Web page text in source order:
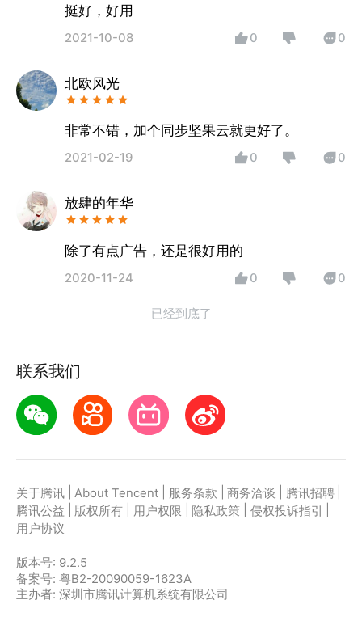
挺好，好用
2021-10-08 0 0
北欧风光
非常不错，加个同步坚果云就更好了。
2021-02-19 0 0
放肆的年华
除了有点广告，还是很好用的
2020-11-24 0 0
已经到底了
联系我们
关于腾讯 About Tencent 服务条款 商务洽谈 腾讯招聘
腾讯公益
版权所有 用户权限 隐私政策 侵权投诉指引
用户协议
版本号: 9.2.5
备案号: 粤B2-20090059-1623A
主办者: 深圳市腾讯计算机系统有限公司